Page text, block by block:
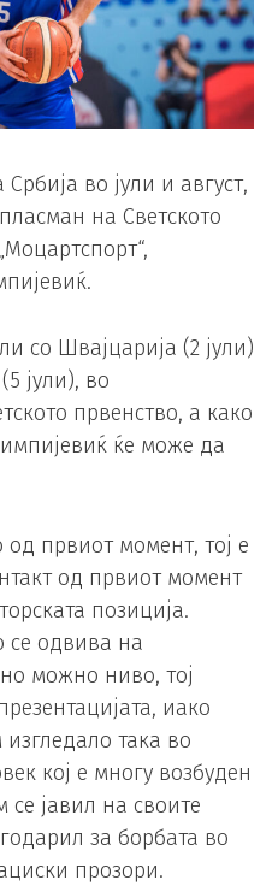
во јули и август,
на Светското
со Швајцарија (2 јули)
јули), во
првенство, а како
ќе може да
првиот момент, тој е
од првиот момент
позиција.
се одвива на
можно ниво, тој
иако
така во
кој е многу возбуден
се јавил на своите
за борбата во
прозори.